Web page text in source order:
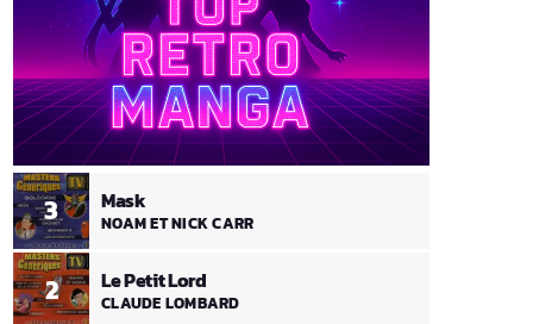
2 Le Petit Lord
CLAUDE LOMBARD
3 Mask
NOAM ET NICK CARR